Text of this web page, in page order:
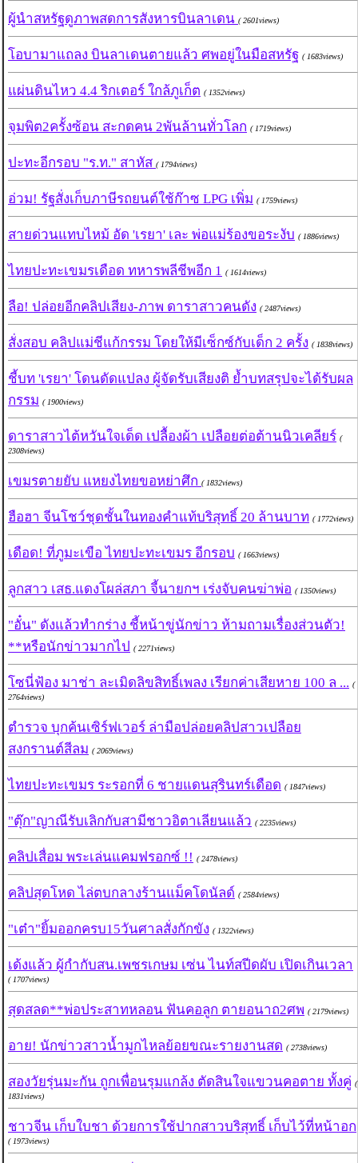
ผู้นำสหรัฐดูภาพสดการสังหารบินลาเดน ( 2601views)
โอบามาแถลง บินลาเดนตายแล้ว ศพอยู่ในมือสหรัฐ ( 1683views)
แผ่นดินไหว 4.4 ริกเตอร์ ใกล้ภูเก็ต ( 1352views)
จุมพิต2ครั้งซ้อน สะกดคน 2พันล้านทั่วโลก ( 1719views)
ปะทะอีกรอบ "ร.ท." สาหัส ( 1794views)
อ่วม! รัฐสั่งเก็บภาษีรถยนต์ใช้ก๊าซ LPG เพิ่ม ( 1759views)
สายด่วนแทบไหม้ อัด 'เรยา' เละ พ่อแม่ร้องขอระงับ ( 1886views)
ไทยปะทะเขมรเดือด ทหารพลีชีพอีก 1 ( 1614views)
ลือ! ปล่อยอีกคลิปเสียง-ภาพ ดาราสาวคนดัง ( 2487views)
สั่งสอบ คลิปแม่ชีแก้กรรม โดยให้มีเซ็กซ์กับเด็ก 2 ครั้ง ( 1838views)
ชี้บท 'เรยา' โดนดัดแปลง ผู้จัดรับเสียงติ ย้ำบทสรุปจะได้รับผล
กรรม ( 1900views)
ดาราสาวไต้หวันใจเด็ด เปลื้องผ้า เปลือยต่อต้านนิวเคลียร์ (
2308views)
เขมรตายยับ แหยงไทยขอหย่าศึก ( 1832views)
ฮือฮา จีนโชว์ชุดชั้นในทองคำแท้บริสุทธิ์ 20 ล้านบาท ( 1772views)
เดือด! ที่ภูมะเขือ ไทยปะทะเขมร อีกรอบ ( 1663views)
ลูกสาว เสธ.แดงโผล่สภา จี้นายกฯ เร่งจับคนฆ่าพ่อ ( 1350views)
"อั๋น" ดังแล้วทำกร่าง ชี้หน้าขู่นักข่าว ห้ามถามเรื่องส่วนตัว!
**หรือนักข่าวมากไป ( 2271views)
โซนี่ฟ้อง มาช่า ละเมิดลิขสิทธิ์เพลง เรียกค่าเสียหาย 100 ล ... (
2764views)
ตำรวจ บุกค้นเซิร์ฟเวอร์ ล่ามือปล่อยคลิปสาวเปลือย
สงกรานต์สีลม ( 2069views)
ไทยปะทะเขมร ระรอกที่ 6 ชายแดนสุรินทร์เดือด ( 1847views)
"ตุ๊ก"ญาณีรับเลิกกับสามีชาวอิตาเลียนแล้ว ( 2235views)
คลิปเสื่อม พระเล่นแคมฟรอกซ์ !! ( 2478views)
คลิปสุดโหด ไล่ตบกลางร้านแม็คโดนัลด์ ( 2584views)
"เต๋า"ยิ้มออกครบ15วันศาลสั่งกักขัง ( 1322views)
เด้งแล้ว ผู้กำกับสน.เพชรเกษม เซ่น ไนท์สปีดผับ เปิดเกินเวลา
( 1707views)
สุดสลด**พ่อประสาทหลอน ฟันคอลูก ตายอนาถ2ศพ ( 2179views)
อาย! นักข่าวสาวน้ำมูกไหลย้อยขณะรายงานสด ( 2738views)
สองวัยรุ่นมะกัน ถูกเพื่อนรุมแกล้ง ตัดสินใจแขวนคอตาย ทั้งคู่ (
1831views)
ชาวจีน เก็บใบชา ด้วยการใช้ปากสาวบริสุทธิ์ เก็บไว้ที่หน้าอก
( 1973views)